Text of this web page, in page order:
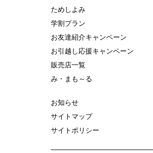
ためしよみ
学割プラン
お友達紹介キャンペーン
お引越し応援キャンペーン
販売店一覧
み・まも～る
お知らせ
サイトマップ
サイトポリシー